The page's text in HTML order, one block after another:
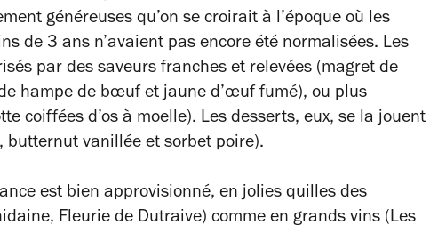
généreuses qu’on se croirait à l’époque où les
de 3 ans n’avaient pas encore été normalisées. Les
par des saveurs franches et relevées (magret de
hampe de bœuf et jaune d’œuf fumé), ou plus
coiffées d’os à moelle). Les desserts, eux, se la jouent
butternut vanillée et sorbet poire).
est bien approvisionné, en jolies quilles des
Fleurie de Dutraive) comme en grands vins (Les